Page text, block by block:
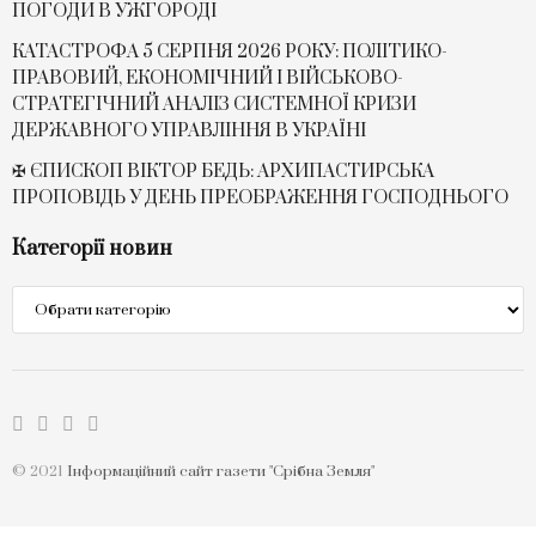
ПОГОДИ В УЖГОРОДІ
КАТАСТРОФА 5 СЕРПНЯ 2026 РОКУ: ПОЛІТИКО-
ПРАВОВИЙ, ЕКОНОМІЧНИЙ І ВІЙСЬКОВО-
СТРАТЕГІЧНИЙ АНАЛІЗ СИСТЕМНОЇ КРИЗИ
ДЕРЖАВНОГО УПРАВЛІННЯ В УКРАЇНІ
✠ ЄПИСКОП ВІКТОР БЕДЬ: АРХИПАСТИРСЬКА
ПРОПОВІДЬ У ДЕНЬ ПРЕОБРАЖЕННЯ ГОСПОДНЬОГО
Категорії новин
новин
© 2021 Інформаційний сайт газети "Срібна Земля"